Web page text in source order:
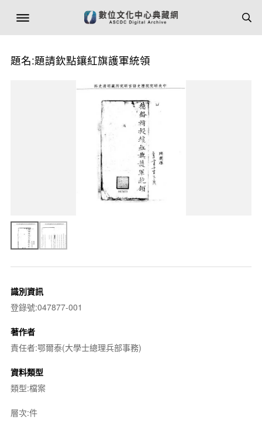
題名:題請欽點鑲紅旗護軍統領
識別資訊
登錄號:047877-001
著作者
責任者:鄂爾泰(大學士總理兵部事務)
資料類型
類型:檔案
層次:件